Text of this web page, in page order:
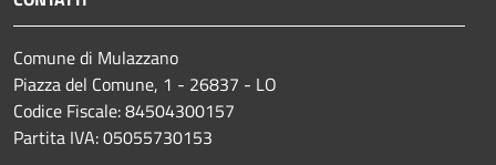
Comune di Mulazzano
Piazza del Comune, 1 - 26837 - LO
Codice Fiscale: 84504300157
Partita IVA: 05055730153